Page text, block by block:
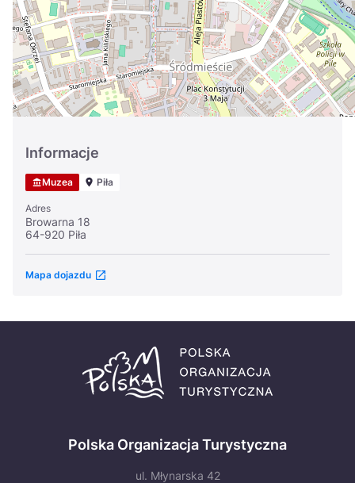
Informacje
Muzea Piła
Adres
Browarna 18
64-920 Piła
Mapa dojazdu
Polska Organizacja Turystyczna
ul. Młynarska 42